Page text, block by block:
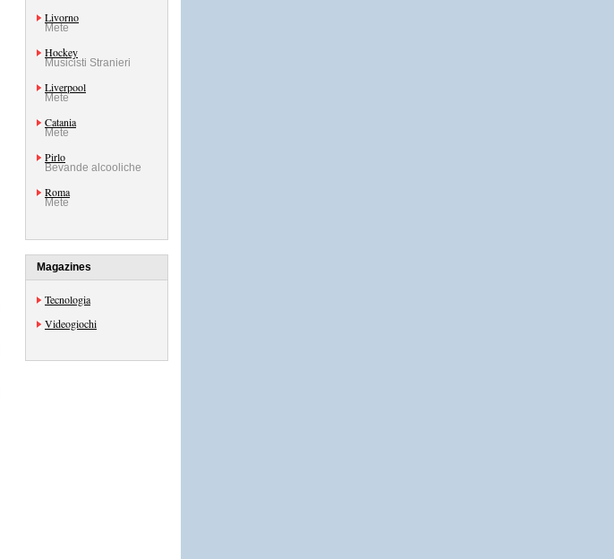
Livorno
Mete
Hockey
Musicisti Stranieri
Liverpool
Mete
Catania
Mete
Pirlo
Bevande alcooliche
Roma
Mete
Magazines
Tecnologia
Videogiochi